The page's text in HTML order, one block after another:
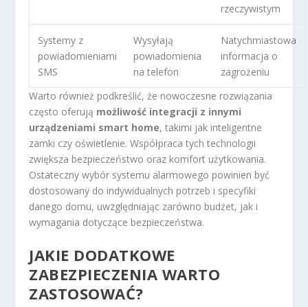
rzeczywistym
Systemy z
powiadomieniami
SMS
Wysyłają
powiadomienia
na telefon
Natychmiastowa
informacja o
zagrożeniu
Warto również podkreślić, że nowoczesne rozwiązania
często oferują możliwość integracji z innymi
urządzeniami smart home, takimi jak inteligentne
zamki czy oświetlenie. Współpraca tych technologii
zwiększa bezpieczeństwo oraz komfort użytkowania.
Ostateczny wybór systemu alarmowego powinien być
dostosowany do indywidualnych potrzeb i specyfiki
danego domu, uwzględniając zarówno budżet, jak i
wymagania dotyczące bezpieczeństwa.
JAKIE DODATKOWE
ZABEZPIECZENIA WARTO
ZASTOSOWAĆ?